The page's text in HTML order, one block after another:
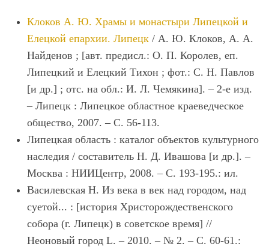
Клоков А. Ю. Храмы и монастыри Липецкой и
Елецкой епархии. Липецк / А. Ю. Клоков, А. А.
Найденов ; [авт. предисл.: О. П. Королев, еп.
Липецкий и Елецкий Тихон ; фот.: С. Н. Павлов
[и др.] ; отс. на обл.: И. Л. Чемякина]. – 2-е изд.
– Липецк : Липецкое областное краеведческое
общество, 2007. – С. 56-113.
Липецкая область : каталог объектов культурного
наследия / составитель Н. Д. Ивашова [и др.]. –
Москва : НИИЦентр, 2008. – С. 193-195.: ил.
Василевская Н. Из века в век над городом, над
суетой... : [история Христорождественского
собора (г. Липецк) в советское время] //
Неоновый город L. – 2010. – № 2. – С. 60-61.: